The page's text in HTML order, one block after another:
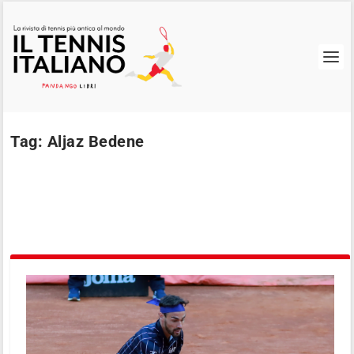
Tag: Aljaz Bedene